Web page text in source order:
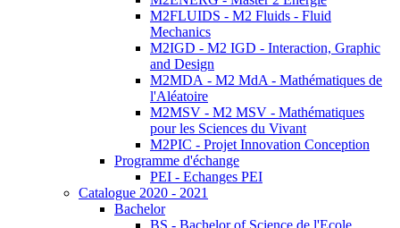
M2FLUIDS - M2 Fluids - Fluid
Mechanics
M2IGD - M2 IGD - Interaction, Graphic
and Design
M2MDA - M2 MdA - Mathématiques de
l'Aléatoire
M2MSV - M2 MSV - Mathématiques
pour les Sciences du Vivant
M2PIC - Projet Innovation Conception
Programme d'échange
PEI - Echanges PEI
Catalogue 2020 - 2021
Bachelor
BS - Bachelor of Science de l'Ecole